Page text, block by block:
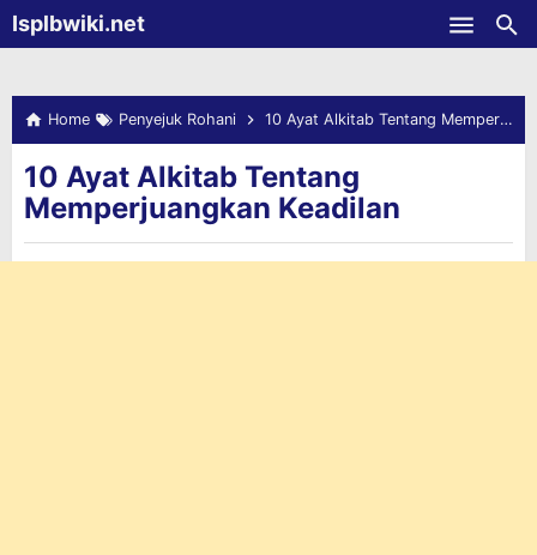
-->Isplbwiki.net
Home Penyejuk Rohani 10 Ayat Alkitab Tentang Memperjuangkan Keadilan
10 Ayat Alkitab Tentang
Memperjuangkan Keadilan